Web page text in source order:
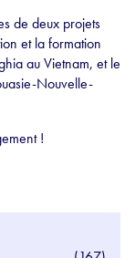
de deux projets
et la formation
au Vietnam, et le
Nouvelle-
!